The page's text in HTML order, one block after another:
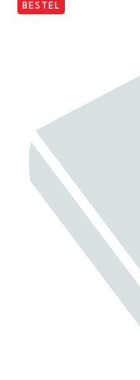
BESTEL